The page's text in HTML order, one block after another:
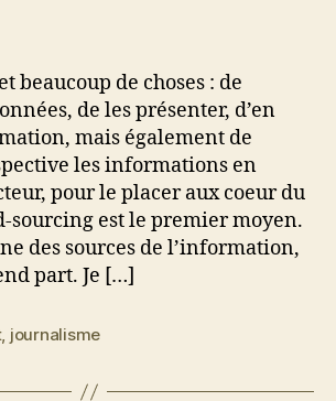
beaucoup de choses : de
de les présenter, d’en
mais également de
les informations en
pour le placer aux coeur du
sourcing est le premier moyen.
des sources de l’information,
part. Je […]
, journalisme